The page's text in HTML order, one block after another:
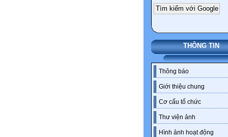
THÔNG TIN
Thông báo
Giới thiệu chung
Cơ cấu tổ chức
Thư viện ảnh
Hình ảnh hoạt động